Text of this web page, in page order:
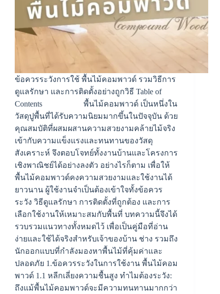
ข้อควรระวังการใช้ พื้นไม้คอมพาวด์ รวมวิธีการ
ดูแลรักษา และการติดตั้งอย่างถูกวิธี Table of
Contents พื้นไม้คอมพาวด์ เป็นหนึ่งใน
วัสดุปูพื้นที่ได้รับความนิยมมากขึ้นในปัจจุบัน ด้วย
คุณสมบัติที่ผสมผสานความสวยงามคล้ายไม้จริง
เข้ากับความแข็งแรงและทนทานของวัสดุ
สังเคราะห์ จึงตอบโจทย์ทั้งงานบ้านและโครงการ
เชิงพาณิชย์ได้อย่างลงตัว อย่างไรก็ตาม เพื่อให้
พื้นไม้คอมพาวด์คงความสวยงามและใช้งานได้
ยาวนาน ผู้ใช้งานจำเป็นต้องเข้าใจทั้งข้อควร
ระวัง วิธีดูแลรักษา การติดตั้งที่ถูกต้อง และการ
เลือกใช้งานให้เหมาะสมกับพื้นที่ บทความนี้จึงได้
รวบรวมแนวทางทั้งหมดไว้ เพื่อเป็นคู่มือที่อ่าน
ง่ายและใช้ได้จริงสำหรับเจ้าของบ้าน ช่าง รวมถึง
นักออกแบบที่กำลังมองหาพื้นไม้ที่คุ้มค่าและ
ปลอดภัย 1.ข้อควรระวังในการใช้งาน พื้นไม้คอม
พาวด์ 1.1 หลีกเลี่ยงความชื้นสูง ทำไมต้องระวัง:
ถึงแม้พื้นไม้คอมพาวด์จะมีความทนทานมากกว่า